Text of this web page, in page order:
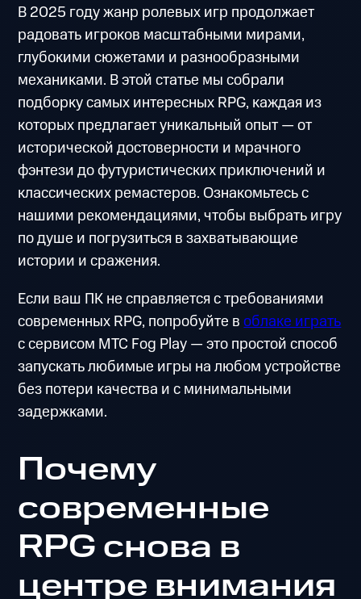
В 2025 году жанр ролевых игр продолжает
радовать игроков масштабными мирами,
глубокими сюжетами и разнообразными
механиками. В этой статье мы собрали
подборку самых интересных RPG, каждая из
которых предлагает уникальный опыт — от
исторической достоверности и мрачного
фэнтези до футуристических приключений и
классических ремастеров. Ознакомьтесь с
нашими рекомендациями, чтобы выбрать игру
по душе и погрузиться в захватывающие
истории и сражения.
Если ваш ПК не справляется с требованиями
современных RPG, попробуйте воблаке играть
с сервисом МТС Fog Play — это простой способ
запускать любимые игры на любом устройстве
без потери качества и с минимальными
задержками.
Почему
современные
RPG снова в
центре внимания